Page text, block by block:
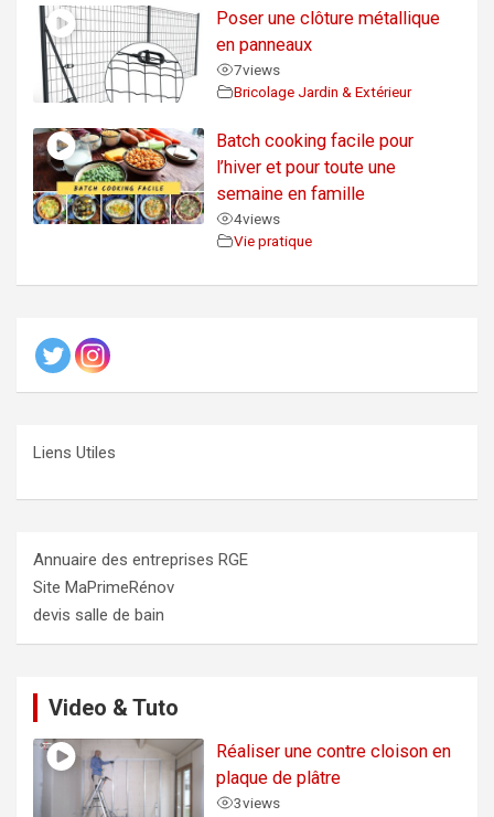
Poser une clôture métallique
en panneaux
7views
Bricolage Jardin & Extérieur
Batch cooking facile pour
l’hiver et pour toute une
semaine en famille
4views
Vie pratique
Liens Utiles
Annuaire des entreprises RGE
Site MaPrimeRénov
devis salle de bain
Video & Tuto
Réaliser une contre cloison en
plaque de plâtre
3views